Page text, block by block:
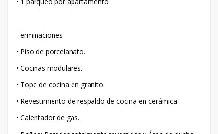
Terminaciones
• Piso de porcelanato.
• Cocinas modulares.
• Tope de cocina en granito.
• Revestimiento de respaldo de cocina en cerámica.
• Calentador de gas.